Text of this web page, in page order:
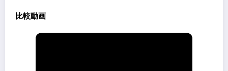
比較動画